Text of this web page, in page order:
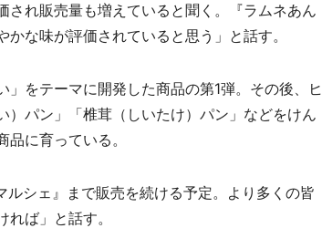
れ販売量も増えていると聞く。『ラムネあん
な味が評価されていると思う」と話す。
をテーマに開発した商品の第1弾。その後、ヒ
）パン」「椎茸（しいたけ）パン」などをけん
に育っている。
シェ』まで販売を続ける予定。より多くの皆
ば」と話す。